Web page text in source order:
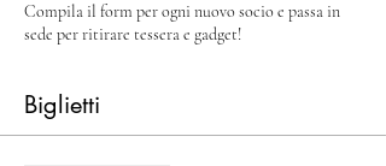
Compila il form per ogni nuovo socio e passa in
sede per ritirare tessera e gadget!
Biglietti